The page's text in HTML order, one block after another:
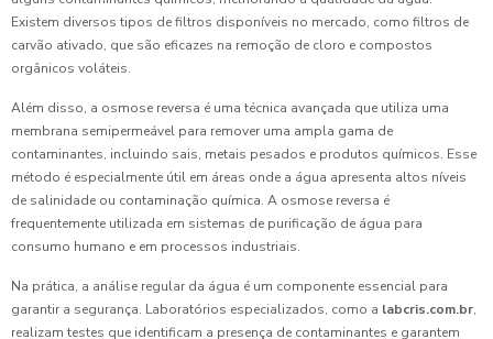
Existem diversos tipos de filtros disponíveis no mercado, como filtros de
carvão ativado, que são eficazes na remoção de cloro e compostos
orgânicos voláteis.
Além disso, a osmose reversa é uma técnica avançada que utiliza uma
membrana semipermeável para remover uma ampla gama de
contaminantes, incluindo sais, metais pesados e produtos químicos. Esse
método é especialmente útil em áreas onde a água apresenta altos níveis
de salinidade ou contaminação química. A osmose reversa é
frequentemente utilizada em sistemas de purificação de água para
consumo humano e em processos industriais.
Na prática, a análise regular da água é um componente essencial para
garantir a segurança. Laboratórios especializados, como a labcris.com.br,
realizam testes que identificam a presença de contaminantes e garantem